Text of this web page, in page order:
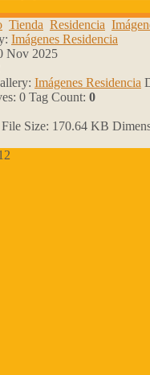
Tienda Residencia
Imágenes Residencia
Nov 2025
Imágenes Residencia
0 Tag Count: 0
File Size: 170.64 KB